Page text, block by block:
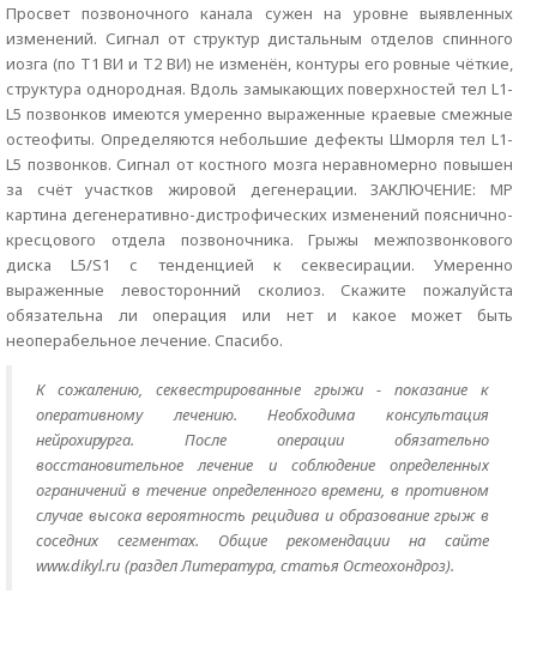
Просвет позвоночного канала сужен на уровне выявленных
изменений. Сигнал от структур дистальным отделов спинного
иозга (по Т1 ВИ и Т2 ВИ) не изменён, контуры его ровные чёткие,
структура однородная. Вдоль замыкающих поверхностей тел L1-
L5 позвонков имеются умеренно выраженные краевые смежные
остеофиты. Определяются небольшие дефекты Шморля тел L1-
L5 позвонков. Сигнал от костного мозга неравномерно повышен
за счёт участков жировой дегенерации. ЗАКЛЮЧЕНИЕ: МР
картина дегенеративно-дистрофических изменений пояснично-
кресцового отдела позвоночника. Грыжы межпозвонкового
диска L5/S1 с тенденцией к секвесирации. Умеренно
выраженные левосторонний сколиоз. Скажите пожалуйста
обязательна ли операция или нет и какое может быть
неоперабельное лечение. Спасибо.
К сожалению, секвестрированные грыжи - показание к
оперативному лечению. Необходима консультация
нейрохирурга. После операции обязательно
восстановительное лечение и соблюдение определенных
ограничений в течение определенного времени, в противном
случае высока вероятность рецидива и образование грыж в
соседних сегментах. Общие рекомендации на сайте
www.dikyl.ru (раздел Литература, статья Остеохондроз).